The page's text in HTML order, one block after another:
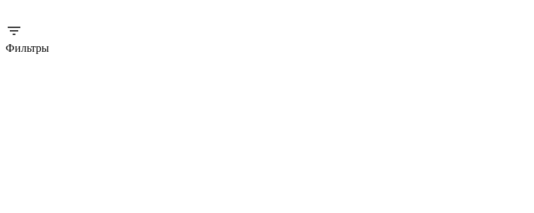
Фильтры